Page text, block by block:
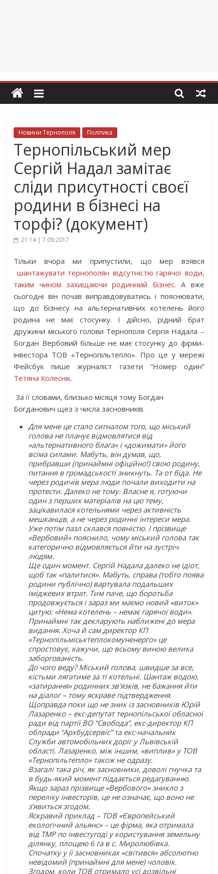
Новини Тернополя Політика
Тернопільський мер
Сергій Надал замітає
сліди присутності своєї
родини в бізнесі на
торфі? (документ)
21:14 | 7.09.2017
Тільки вчора ми припустили, що мер взявся
шантажувати тернополян відсутністю гарячої води,
таким чином захищаючи родинний бізнес. А вже
сьогодні він почав виправдовуватись і пояснювати,
що до бізнесу на альтернативних котелень його
родина не має стосунку. І дійсно, рідний брат
дружини міського голови Тернополя Сергія Надала –
Богдан Вербовий більше не має стосунку до фірми-
інвестора ТОВ «Тернопільтепло». Про це у мережі
Фейсбук пише журналіст газети “Номер один”
Тетяна Колеснік.
За її словами, близько місяця тому Богдан
Богданович щез з числа засновників.
Для мене це стало сигналом того, що міський
голова не планує відмовлятися від
«альтернативного блага» і «дожимати» його
всіма силами. Мабуть, він думав, що,
прибравши (принаймні офіційно!) свою родину,
питання в громадськості зникнуть. Та от біда. Не
через родичів мера люди почали виходити на
протести. Далеко не тому. Власне я, готуючи
один з перших матеріалів на цю тему,
зацікавилася котельнями через активність
мешканців, а не через родинні інтереси мера.
Уже потім пазл склався повністю. І прізвище
«Вербовий» пояснило, чому міський голова так
категорично відмовляється йти на зустріч
людям.
Ще один момент. Сергій Надала далеко не ідіот,
щоб так «палитися». Мабуть, справа (тобто поява
родини публічно) вартувала подальших
іміджевих втрат. Тим паче, що боротьба
продовжується і зараз ми маємо новий «виток»
цитую: «Нема котелень – немає гарячої води».
Принаймні так декларують наближені до мера
видання. Хоча й сам директор КП
«Тернопільміськтеплокомуненерго» це
спростовує, кажучи, що всьому виною велика
заборгованість.
До чого веду? Міський голова, швидше за все,
кістьми лягатиме за ті котельні. Шантаж водою,
«затирання» родинних зв’язків, не бажання йти
на діалог – тому яскраве підтвердження.
Щоправда поки що не зник із засновників Юрій
Лазаренко – екс-депутат тернопільської обласної
ради від партії ВО “Свобода”, екс-директор КП
облради “Архбудсервіс” та екс-начальник
Служби автомобільних доріг у Львівській
області. Лазаренко, між іншим, «виплив» у ТОВ
«Тернопільтепло» також не одразу.
Взагалі така річ, як засновники, доволі гнучка та
в будь-який момент піддається редагуванню.
Якщо зараз прізвище «Вербового» зникло з
переліку інвесторів, це не означає, що воно не
з’явиться згодом.
Яскравий приклад – ТОВ «Європейський
екологічний альянс» – це фірма, яка отримала
від ТМР по інвестугоді у користування земельну
ділянку, площею 6 га в с. Миролюбівка.
Спочатку у її засновниках «світився» абсолютно
невідомий (принаймні для мене) чоловік.
Згодом, коли ТОВ отримало усі дозвільні